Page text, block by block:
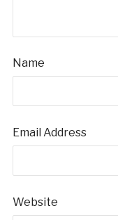
Name
Email Address
Website